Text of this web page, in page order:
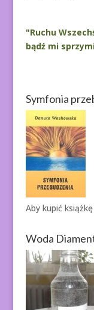
"Ruchu
bądź mi
Symfonia
Aby kupić książkę
Woda